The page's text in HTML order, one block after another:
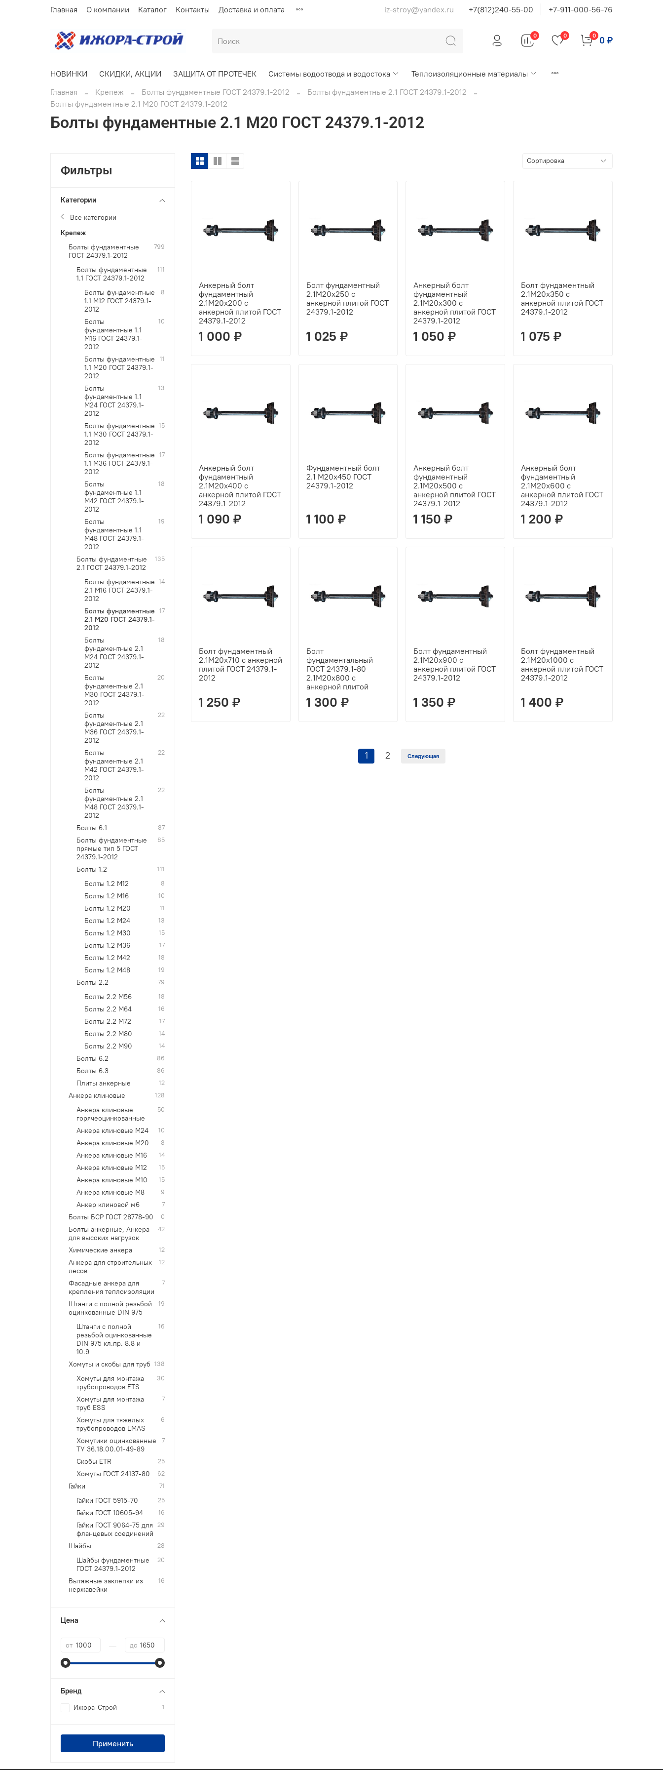
Главная О компании Каталог Контакты Доставка и оплата iz-stroy@yandex.ru +7(812)240-55-00 +7-911-000-56-76
0 0 0 0 ₽
НОВИНКИ СКИДКИ, АКЦИИ ЗАЩИТА ОТ ПРОТЕЧЕК Системы водоотвода и водостока
Теплоизоляционные материалы
Главная
Крепеж Болты фундаментные ГОСТ 24379.1-2012
Болты фундаментные 2.1 ГОСТ 24379.1-2012
Болты фундаментные 2.1 М20 ГОСТ 24379.1-2012
Болты фундаментные 2.1 М20 ГОСТ 24379.1-2012
Анкерный болт
фундаментный
2.1М20х200 с
анкерной плитой ГОСТ
24379.1-2012
1 000 ₽
Болт фундаментный
2.1М20х250 с
анкерной плитой ГОСТ
24379.1-2012
1 025 ₽
Анкерный болт
фундаментный
2.1М20х300 с
анкерной плитой ГОСТ
24379.1-2012
1 050 ₽
Болт фундаментный
2.1М20х350 с
анкерной плитой ГОСТ
24379.1-2012
1 075 ₽
Анкерный болт
фундаментный
2.1М20х400 с
анкерной плитой ГОСТ
24379.1-2012
1 090 ₽
Фундаментный болт
2.1 М20х450 ГОСТ
24379.1-2012
1 100 ₽
Анкерный болт
фундаментный
2.1М20х500 с
анкерной плитой ГОСТ
24379.1-2012
1 150 ₽
Анкерный болт
фундаментный
2.1М20х600 с
анкерной плитой ГОСТ
24379.1-2012
1 200 ₽
Болт фундаментный
2.1М20х710 с анкерной
плитой ГОСТ 24379.1-
2012
1 250 ₽
Болт
фундаментальный
ГОСТ 24379.1-80
2.1М20х800 с
анкерной плитой
1 300 ₽
Болт фундаментный
2.1М20х900 с
анкерной плитой ГОСТ
24379.1-2012
1 350 ₽
Болт фундаментный
2.1М20х1000 с
анкерной плитой ГОСТ
24379.1-2012
1 400 ₽
1 2 Следующая
Фильтры
Категории
Все категории
Крепеж
Болты фундаментные
ГОСТ 24379.1-2012
799
Болты фундаментные
1.1 ГОСТ 24379.1-2012
111
Болты фундаментные
1.1 М12 ГОСТ 24379.1-
2012
8
Болты
фундаментные 1.1
М16 ГОСТ 24379.1-
2012
10
Болты фундаментные
1.1 М20 ГОСТ 24379.1-
2012
11
Болты
фундаментные 1.1
М24 ГОСТ 24379.1-
2012
13
Болты фундаментные
1.1 М30 ГОСТ 24379.1-
2012
15
Болты фундаментные
1.1 М36 ГОСТ 24379.1-
2012
17
Болты
фундаментные 1.1
М42 ГОСТ 24379.1-
2012
18
Болты
фундаментные 1.1
М48 ГОСТ 24379.1-
2012
19
Болты фундаментные
2.1 ГОСТ 24379.1-2012
135
Болты фундаментные
2.1 М16 ГОСТ 24379.1-
2012
14
Болты фундаментные
2.1 М20 ГОСТ 24379.1-
2012
17
Болты
фундаментные 2.1
М24 ГОСТ 24379.1-
2012
18
Болты
фундаментные 2.1
М30 ГОСТ 24379.1-
2012
20
Болты
фундаментные 2.1
М36 ГОСТ 24379.1-
2012
22
Болты
фундаментные 2.1
М42 ГОСТ 24379.1-
2012
22
Болты
фундаментные 2.1
М48 ГОСТ 24379.1-
2012
22
Болты 6.1 87
Болты фундаментные
прямые тип 5 ГОСТ
24379.1-2012
85
Болты 1.2 111
Болты 1.2 М12 8
Болты 1.2 М16 10
Болты 1.2 М20 11
Болты 1.2 М24 13
Болты 1.2 М30 15
Болты 1.2 М36 17
Болты 1.2 М42 18
Болты 1.2 М48 19
Болты 2.2 79
Болты 2.2 М56 18
Болты 2.2 М64 16
Болты 2.2 М72 17
Болты 2.2 М80 14
Болты 2.2 М90 14
Болты 6.2 86
Болты 6.3 86
Плиты анкерные 12
Анкера клиновые 128
Анкера клиновые
горячеоцинкованные
50
Анкера клиновые М24 10
Анкера клиновые М20 8
Анкера клиновые М16 14
Анкера клиновые М12 15
Анкера клиновые М10 15
Анкера клиновые М8 9
Анкер клиновой м6 7
Болты БСР ГОСТ 28778-90 0
Болты анкерные, Анкера
для высоких нагрузок
42
Химические анкера 12
Анкера для строительных
лесов
12
Фасадные анкера для
крепления теплоизоляции
7
Штанги с полной резьбой
оцинкованные DIN 975
19
Штанги с полной
резьбой оцинкованные
DIN 975 кл.пр. 8.8 и
10.9
16
Хомуты и скобы для труб 138
Хомуты для монтажа
трубопроводов ETS
30
Хомуты для монтажа
труб ESS
7
Хомуты для тяжелых
трубопроводов EMAS
6
Хомутики оцинкованные
ТУ 36.18.00.01-49-89
7
Скобы ETR 25
Хомуты ГОСТ 24137-80 62
Гайки 71
Гайки ГОСТ 5915-70 25
Гайки ГОСТ 10605-94 16
Гайки ГОСТ 9064-75 для
фланцевых соединений
29
Шайбы 28
Шайбы фундаментные
ГОСТ 24379.1-2012
20
Вытяжные заклепки из
нержавейки
16
Цена
от до
Бренд
Ижора-Строй 1
Применить